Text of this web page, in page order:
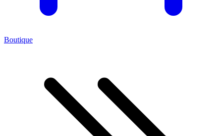
Boutique